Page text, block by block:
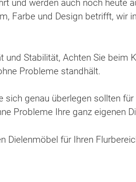
und werden auch noch heute
Farbe und Design betrifft, wir
Stabilität, Achten Sie beim
Probleme standhält.
genau überlegen sollten
Probleme Ihre ganz eigenen
für Ihren